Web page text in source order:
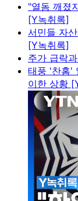
"열돔 깨졌
[Y녹취록]
서민들 자
[Y녹취록]
주가 급락
태풍 '찬홈'
이한 상황